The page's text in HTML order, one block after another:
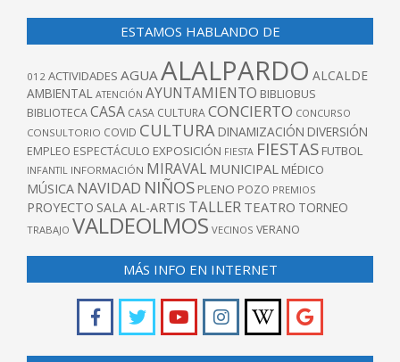
ESTAMOS HABLANDO DE
012 ACTIVIDADES AGUA ALALPARDO ALCALDE
AMBIENTAL ATENCIÓN AYUNTAMIENTO BIBLIOBUS
BIBLIOTECACASA CASA CULTURACONCIERTO CONCURSO
CONSULTORIO COVID CULTURA DINAMIZACIÓN DIVERSIÓN
EMPLEO ESPECTÁCULO EXPOSICIÓN FIESTA FIESTAS FUTBOL
INFANTIL INFORMACIÓN MIRAVAL MUNICIPAL MÉDICO
MÚSICA NAVIDAD NIÑOS PLENO POZO PREMIOS
PROYECTO SALA AL-ARTIS TALLER TEATRO TORNEO
TRABAJO VALDEOLMOS VECINOS VERANO
MÁS INFO EN INTERNET